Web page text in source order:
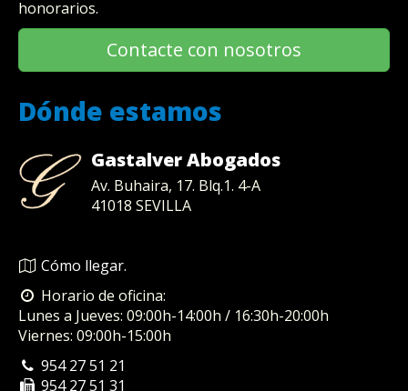
honorarios.
Contacte con nosotros
Dónde estamos
Gastalver Abogados
Av. Buhaira, 17. Blq.1. 4-A
41018 SEVILLA
Cómo llegar.
Horario de oficina:
Lunes a Jueves: 09:00h-14:00h / 16:30h-20:00h
Viernes: 09:00h-15:00h
954 27 51 21
954 27 51 31